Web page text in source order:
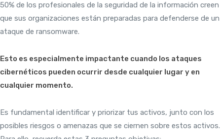
50% de los profesionales de la seguridad de la información creen
que sus organizaciones están preparadas para defenderse de un
ataque de ransomware.
Esto es especialmente impactante cuando los ataques
cibernéticos pueden ocurrir desde cualquier lugar y en
cualquier momento.
Es fundamental identificar y priorizar tus activos, junto con los
posibles riesgos o amenazas que se ciernen sobre estos activos.